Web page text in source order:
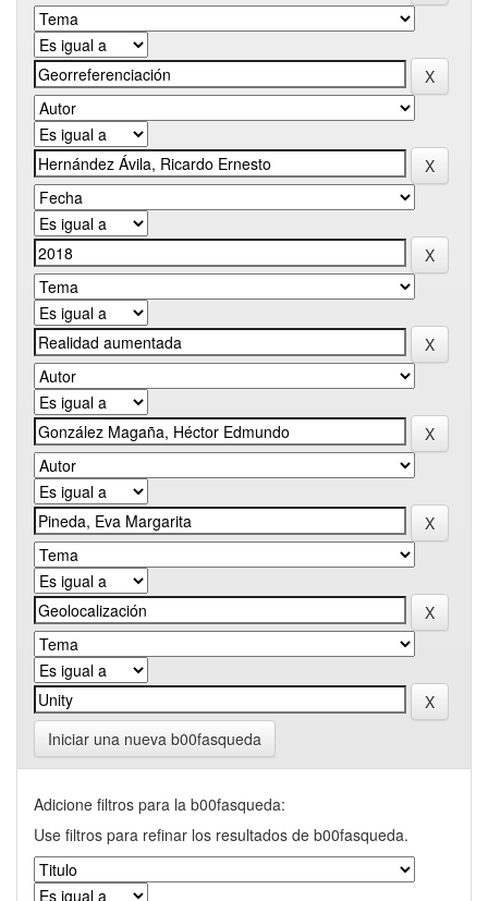
Iniciar una nueva b00fasqueda
Adicione filtros para la b00fasqueda:
Use filtros para refinar los resultados de b00fasqueda.